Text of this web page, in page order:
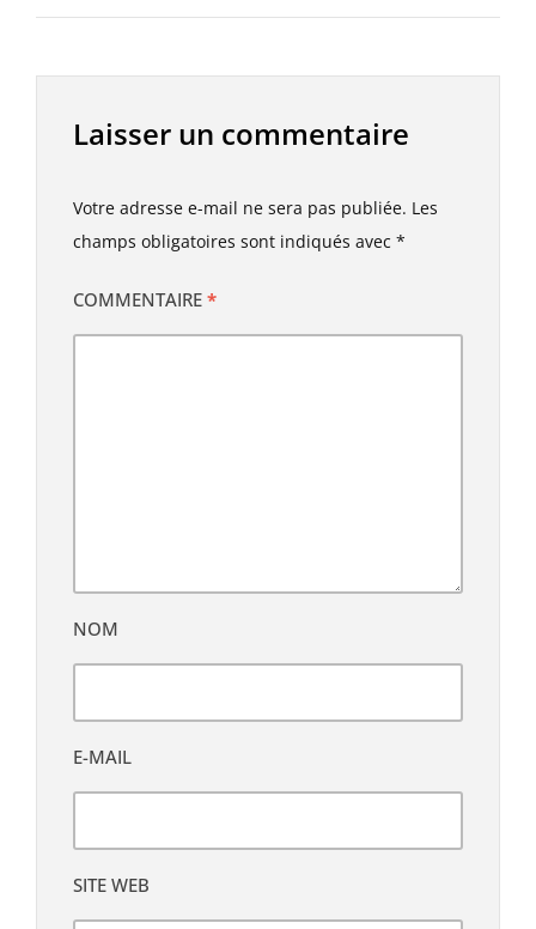
Laisser un commentaire
Votre adresse e-mail ne sera pas publiée. Les
champs obligatoires sont indiqués avec *
COMMENTAIRE *
NOM
E-MAIL
SITE WEB